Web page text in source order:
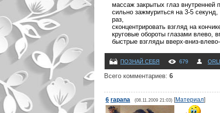
массаж закрытых глаз внутренней
сильно зажмуриться на 3-5
раз,
сконцентрировать взгляд на
круговые обороты глазами влево,
быстрые взгляды вверх-вниз-
ПОЗНАЙ СЕБЯ 679 ORLI
Всего комментариев: 6
6 rapana (08.11.2009 21:03) [Материал]